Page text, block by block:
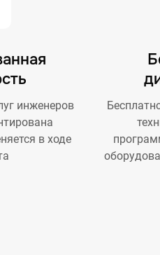
инженеров
в ходе